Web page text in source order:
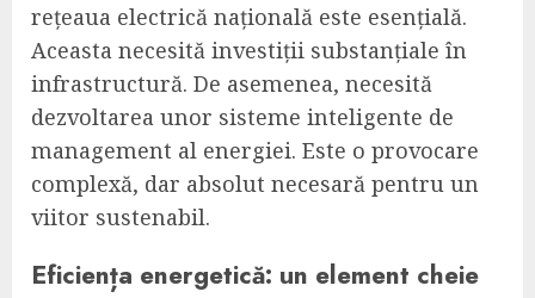
rețeaua electrică națională este esențială.
Aceasta necesită investiții substanțiale în
infrastructură. De asemenea, necesită
dezvoltarea unor sisteme inteligente de
management al energiei. Este o provocare
complexă, dar absolut necesară pentru un
viitor sustenabil.
Eficiența energetică: un element cheie